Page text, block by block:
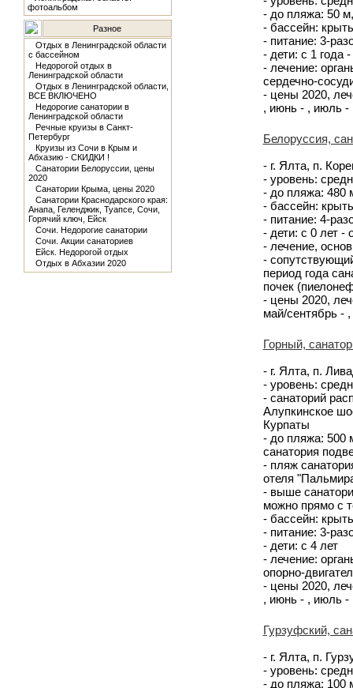
фотоальбом
Разное
Отдых в Ленинградской области
с бассейном
Недорогой отдых в
Ленинградской области
Отдых в Ленинградской области,
ВСЕ ВКЛЮЧЕНО
Недорогие санатории в
Ленинградской области
Речные круизы в Санкт-
Петербург
Круизы из Сочи в Крым и
Абхазию - СКИДКИ !
Санатории Белоруссии, цены
2020
Санатории Крыма, цены 2020
Санатории Краснодарского края:
Анапа, Геленджик, Туапсе, Сочи,
Горячий ключ, Ейск
Сочи. Недорогие санатории
Сочи. Акции санаториев
Ейск. Недорогой отдых
Отдых в Абхазии 2020
- до пляжа: 50
- бассейн:
- питание: 3-
- дети: с 1 года
- лечение:
сердечно-
- цены 2020,
, июнь - , июль -
Белоруссия,
- г. Ялта, п.
- уровень:
- до пляжа: 480
- бассейн:
- питание: 4-
- дети: с 0 лет -
- лечение,
-
период года
почек
- цены 2020,
май/сентябрь -
Горный,
- г. Ялта, п.
- уровень:
- санаторий
Алупкинское
Курпаты
- до пляжа: 500
санатория
- пляж
отеля
- выше
можно прямо с
- бассейн:
- питание: 3-
- дети: с 4 лет
- лечение:
опорно-
- цены 2020,
, июнь - , июль -
Гурзуфский,
- г. Ялта, п.
- уровень:
- до пляжа: 100